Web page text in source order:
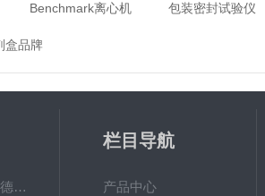
Benchmark离心机 包装密封试验仪
盒品牌
MPO涂镀层测厚仪德国菲希尔FISCHER
栏目导航
产品中心